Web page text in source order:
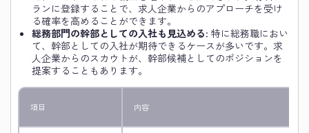
ランに登録することで、求人企業からのアプローチを受け
る確率を高めることができます。
総務部門の幹部としての入社も見込める: 特に総務職におい
て、幹部としての入社が期待できるケースが多いです。求
人企業からのスカウトが、幹部候補としてのポジションを
提案することもあります。
項目 内容